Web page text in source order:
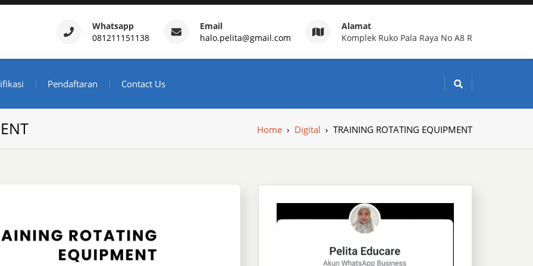
– Daftar Training Indonesia
Whatsapp
081211151138
Email
halo.pelita@gmail.com
Alamat
Komplek Ruko Pala Raya No A8 R
Pendaftaran Contact Us
Home › Digital › TRAINING ROTATING EQUIPMENT